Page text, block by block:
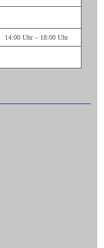
14:00 Uhr – 18:00 Uhr